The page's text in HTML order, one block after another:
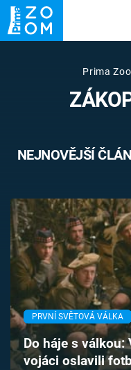
ZRÁDCI UFO
VETŘELCI
Témata
Pořady
TV Program
Časopis
Sledujte prima+
Prima
NEJNOVĚJŠÍ
PRVNÍ SVĚTOVÁ VÁLKA
Do háje s
vojáci oslavili